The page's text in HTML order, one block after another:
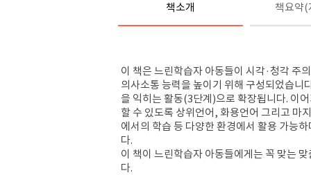
책소개 책요약(
이 책은 느린학습자 아동들이 시각·청각 주
의사소통 능력을 높이기 위해 구성되었습
을 익히는 활동(3단계)으로 확장됩니다. 이
할 수 있도록 상위언어, 화용언어 그리고 마
에서의 학습 등 다양한 환경에서 활용 가능
다.
이 책이 느린학습자 아동들에게는 꼭 맞는
다.